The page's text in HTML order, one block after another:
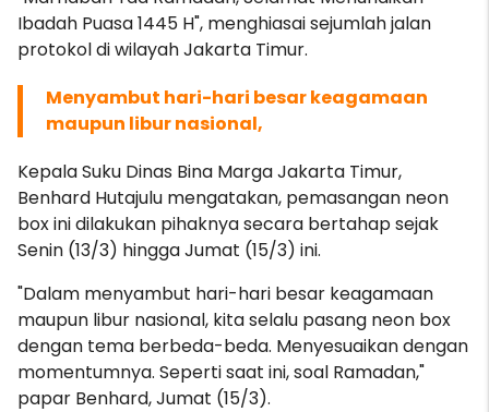
Ibadah Puasa 1445 H", menghiasai sejumlah jalan
protokol di wilayah Jakarta Timur.
Menyambut hari-hari besar keagamaan
maupun libur nasional,
Kepala Suku Dinas Bina Marga Jakarta Timur,
Benhard Hutajulu mengatakan, pemasangan neon
box ini dilakukan pihaknya secara bertahap sejak
Senin (13/3) hingga Jumat (15/3) ini.
"Dalam menyambut hari-hari besar keagamaan
maupun libur nasional, kita selalu pasang neon box
dengan tema berbeda-beda. Menyesuaikan dengan
momentumnya. Seperti saat ini, soal Ramadan,"
papar Benhard, Jumat (15/3).